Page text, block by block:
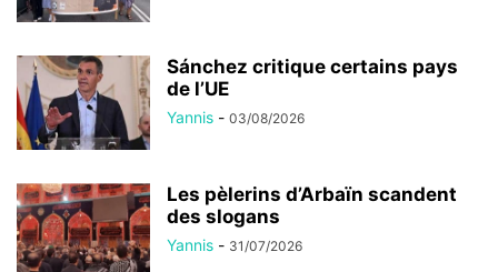
Sánchez critique certains pays
de l’UE
Yannis - 03/08/2026
Les pèlerins d’Arbaïn scandent
des slogans
Yannis - 31/07/2026